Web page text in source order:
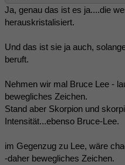
Ja, genau das ist es ja....die
herauskristalisiert.
Und das ist sie ja auch,
beruft.
Nehmen wir mal Bruce Lee -
bewegliches Zeichen.
Stand aber Skorpion und
Intensität...ebenso Bruce-Lee.
im Gegenzug zu Lee, wäre
-daher bewegliches Zeichen.